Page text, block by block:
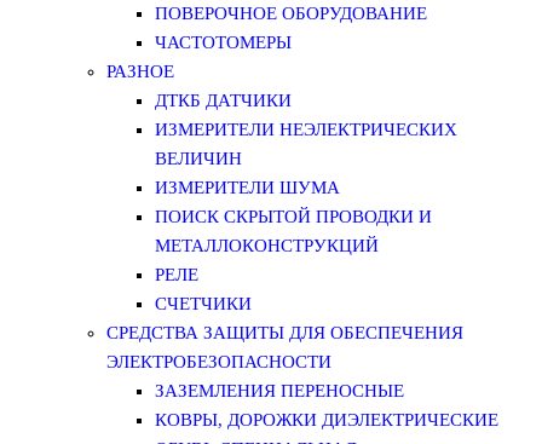
ПОВЕРОЧНОЕ ОБОРУДОВАНИЕ
ЧАСТОТОМЕРЫ
РАЗНОЕ
ДТКБ ДАТЧИКИ
ИЗМЕРИТЕЛИ НЕЭЛЕКТРИЧЕСКИХ
ВЕЛИЧИН
ИЗМЕРИТЕЛИ ШУМА
ПОИСК СКРЫТОЙ ПРОВОДКИ И
МЕТАЛЛОКОНСТРУКЦИЙ
РЕЛЕ
СЧЕТЧИКИ
СРЕДСТВА ЗАЩИТЫ ДЛЯ ОБЕСПЕЧЕНИЯ
ЭЛЕКТРОБЕЗОПАСНОСТИ
ЗАЗЕМЛЕНИЯ ПЕРЕНОСНЫЕ
КОВРЫ, ДОРОЖКИ ДИЭЛЕКТРИЧЕСКИЕ